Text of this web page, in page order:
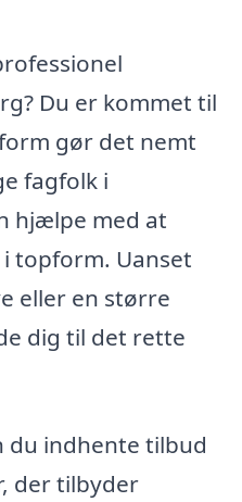
Du er kommet til
gør det nemt
fagfolk i
hjælpe med at
topform. Uanset
eller en større
dig til det rette
du indhente tilbud
der tilbyder